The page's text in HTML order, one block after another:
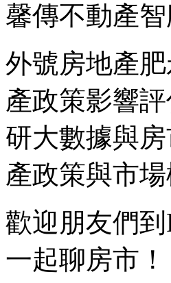
馨傳不動產
外號房地產
產政策影響
研大數據與
產政策與市
歡迎朋友們
一起聊房市！